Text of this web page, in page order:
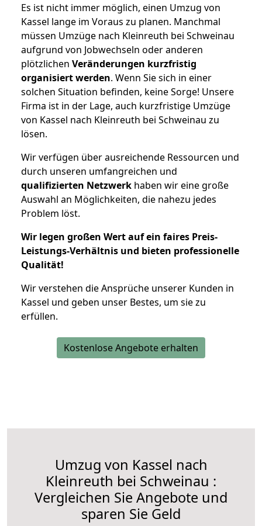
Es ist nicht immer möglich, einen Umzug von
Kassel lange im Voraus zu planen. Manchmal
müssen Umzüge nach Kleinreuth bei Schweinau
aufgrund von Jobwechseln oder anderen
plötzlichen Veränderungen kurzfristig
organisiert werden. Wenn Sie sich in einer
solchen Situation befinden, keine Sorge! Unsere
Firma ist in der Lage, auch kurzfristige Umzüge
von Kassel nach Kleinreuth bei Schweinau zu
lösen.
Wir verfügen über ausreichende Ressourcen und
durch unseren umfangreichen und
qualifizierten Netzwerk haben wir eine große
Auswahl an Möglichkeiten, die nahezu jedes
Problem löst.
Wir legen großen Wert auf ein faires Preis-
Leistungs-Verhältnis und bieten professionelle
Qualität!
Wir verstehen die Ansprüche unserer Kunden in
Kassel und geben unser Bestes, um sie zu
erfüllen.
Kostenlose Angebote erhalten
Umzug von Kassel nach
Kleinreuth bei Schweinau :
Vergleichen Sie Angebote und
sparen Sie Geld